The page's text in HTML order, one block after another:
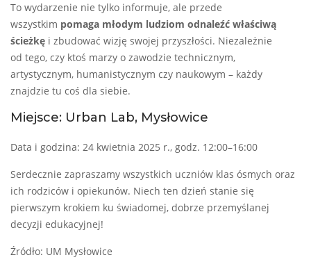
To wydarzenie nie tylko informuje, ale przede
wszystkim pomaga młodym ludziom odnaleźć właściwą
ścieżkę i zbudować wizję swojej przyszłości. Niezależnie
od tego, czy ktoś marzy o zawodzie technicznym,
artystycznym, humanistycznym czy naukowym – każdy
znajdzie tu coś dla siebie.
Miejsce: Urban Lab, Mysłowice
Data i godzina: 24 kwietnia 2025 r., godz. 12:00–16:00
Serdecznie zapraszamy wszystkich uczniów klas ósmych oraz
ich rodziców i opiekunów. Niech ten dzień stanie się
pierwszym krokiem ku świadomej, dobrze przemyślanej
decyzji edukacyjnej!
Źródło: UM Mysłowice